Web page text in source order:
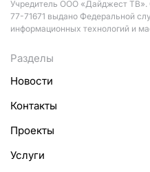
Учредитель ООО «Дайджест
77-71671 выдано Федеральной
информационных технологий и
Разделы
Новости
Контакты
Проекты
Услуги